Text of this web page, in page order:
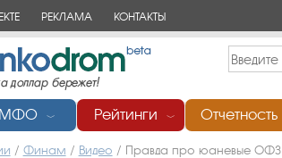
РЕКЛАМА КОНТАКТЫ
МФО ﹀ Рейтинги ﹀ Отчетность
/ Финам / Видео / Правда про юаневые ОФЗ